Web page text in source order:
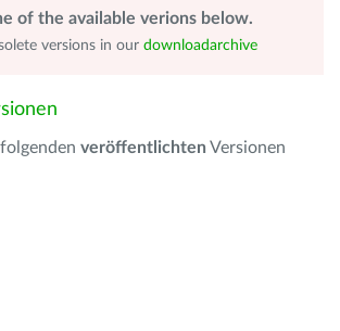
of the available verions below.
versions in our downloadarchive
veröffentlichten Versionen